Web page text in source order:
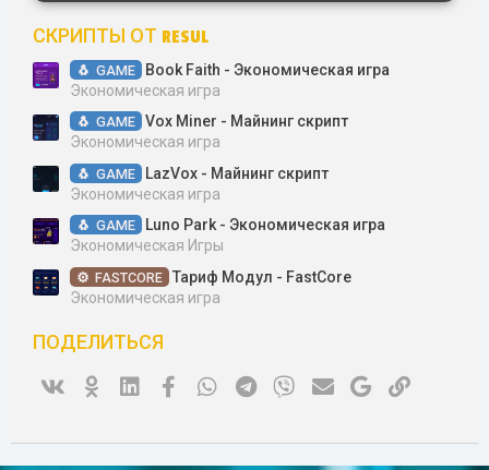
СКРИПТЫ ОТ RESUL
GAME
Book Faith - Экономическая игра
Экономическая игра
GAME Vox Miner - Майнинг скрипт
Экономическая игра
GAME
LazVox - Майнинг скрипт
Экономическая игра
GAME
Luno Park - Экономическая игра
Экономическая Игры
FASTCORE Тариф Модул - FastCore
Экономическая игра
ПОДЕЛИТЬСЯ
Ok Linked InFacebookWhatsAppTelegram
Viber Электронная почта
Google